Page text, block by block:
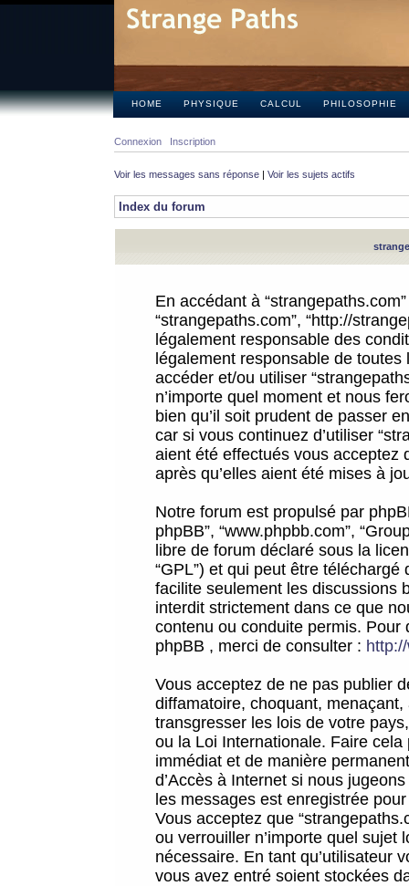
HOME PHYSIQUE CALCUL PHILOSOPHIE
Connexion Inscription
Voir les messages sans réponse | Voir les sujets actifs
Index du forum
En accédant à
“strangepaths.com”, “http://
légalement responsable des
légalement responsable de
accéder et/ou utiliser
n’importe quel moment et nous
bien qu’il soit prudent de passer
car si vous continuez d’utiliser
aient été effectués vous acceptez
après qu’elles aient été mises à
Notre forum est propulsé par
phpBB”, “www.phpbb.com”,
libre de forum déclaré sous la
“GPL”) et qui peut être téléchargé
facilite seulement les discussions
interdit strictement dans ce que
contenu ou conduite permis.
phpBB , merci de consulter :
Vous acceptez de ne pas publier
diffamatoire, choquant,
transgresser les lois de votre
ou la Loi Internationale. Faire
immédiat et de manière
d’Accès à Internet si nous
les messages est enregistrée
Vous acceptez que
ou verrouiller n’importe quel sujet
nécessaire. En tant qu’utilisateur
vous avez entré soient stockées